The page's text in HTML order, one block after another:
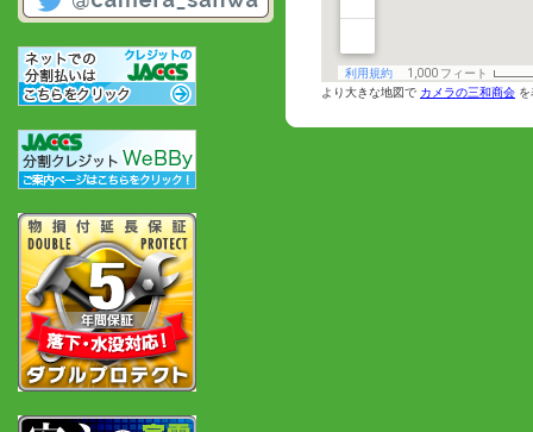
より大きな地図で カメラの三和商会